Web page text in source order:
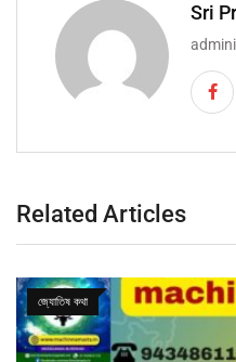
Sri
Related Articles
জ্যোতিষ কথা